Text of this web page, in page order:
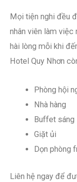
Mọi tiện nghi đều
nhân viên làm việc
hài lòng mỗi khi
Hotel Quy Nhơn
Phòng hội
Nhà hàng
Buffet sáng
Giặt ủi
Dọn phòng
Liên hệ ngay để